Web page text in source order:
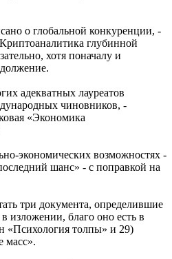
о глобальной конкуренции, -
глубинной
хотя поначалу и
адекватных лауреатов
чиновников, -
«Экономика
экономических возможностях -
шанс» - с поправкой на
три документа, определившие
благо оно есть в
«Психология толпы» и 29)
масс».